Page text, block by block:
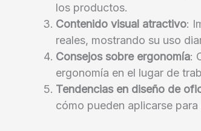
los productos.
Contenido visual atractivo:
reales, mostrando su uso
Consejos sobre ergonomía:
ergonomía en el lugar de
Tendencias en diseño de
cómo pueden aplicarse